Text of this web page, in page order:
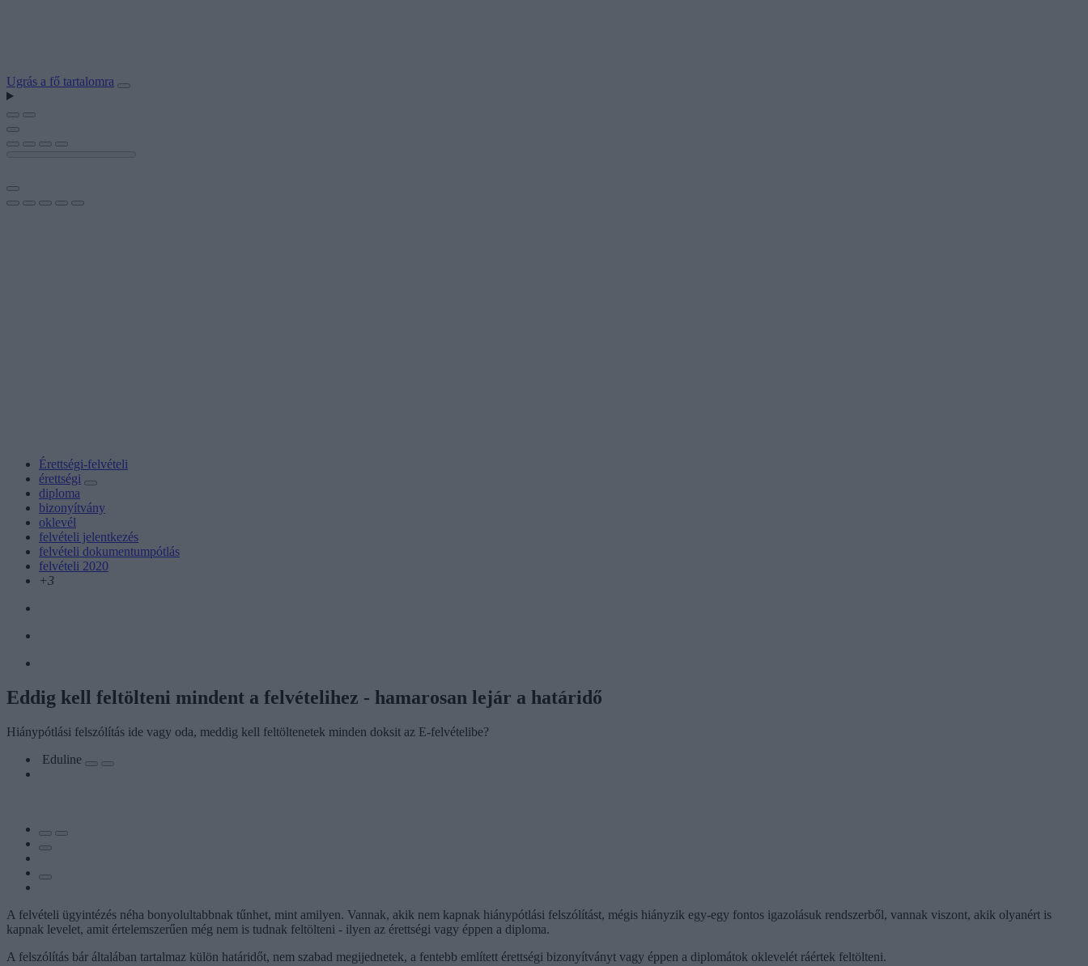
Ugrás a fő tartalomra
Érettségi-felvételi
érettségi
diploma
bizonyítvány
oklevél
felvételi jelentkezés
felvételi dokumentumpótlás
felvételi 2020
+3
Eddig kell feltölteni mindent a felvételihez - hamarosan lejár a határidő
Hiánypótlási felszólítás ide vagy oda, meddig kell feltöltenetek minden doksit az E-felvételibe?
Eduline
A felvételi ügyintézés néha bonyolultabbnak tűnhet, mint amilyen. Vannak, akik nem kapnak hiánypótlási felszólítást, mégis hiányzik egy-egy fontos igazolásuk rendszerből, vannak viszont, akik olyanért is
kapnak levelet, amit értelemszerűen még nem is tudnak feltölteni - ilyen az érettségi vagy éppen a diploma.
A felszólítás bár általában tartalmaz külön határidőt, nem szabad megijednetek, a fentebb említett érettségi bizonyítványt vagy éppen a diplomátok oklevelét ráértek feltölteni.